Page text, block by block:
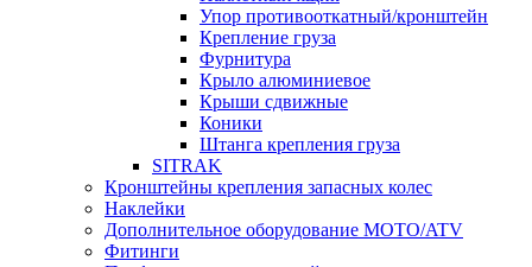
Упор противооткатный/кронштейн
Крепление груза
Фурнитура
Крыло алюминиевое
Крыши сдвижные
Коники
Штанга крепления груза
SITRAK
Кронштейны крепления запасных колес
Наклейки
Дополнительное оборудование MOTO/ATV
Фитинги